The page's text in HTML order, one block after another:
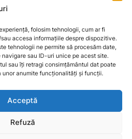
folosim tehnologii, cum ar fi
accesa informațiile despre dispozitive.
tehnologii ne permite să procesăm date,
sau ID-uri unice pe acest site.
sau îți retragi consimțământul dat poate
anumite funcționalități și funcții.
Acceptă
Refuză